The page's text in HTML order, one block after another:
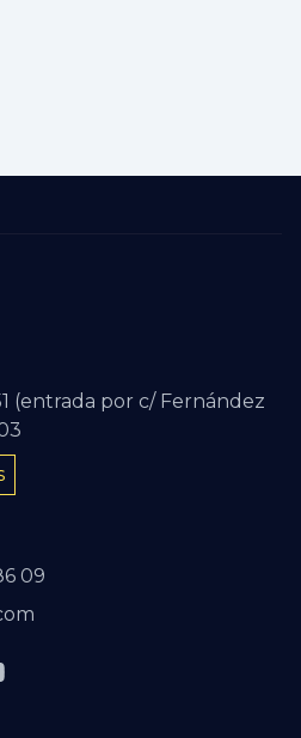
(entrada por c/ Fernández
09